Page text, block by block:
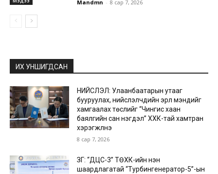
Mandmn - 8 сар 7, 2026
ИХ УНШИГДСАН
НИЙСЛЭЛ: Улаанбаатарын утааг
бууруулах, нийслэлчүүдийн эрүүл мэндийг
хамгаалах төслийг “Чингис хаан
баялгийн сан нэгдэл” ХХК-тай хамтран
хэрэгжүүлнэ
8 сар 7, 2026
ЗГ: “ДЦС-3” ТӨХК-ийн нэн
шаардлагатай “Турбингенератор-5”-ын